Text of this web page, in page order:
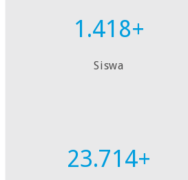
1.418+
Siswa
23.714+